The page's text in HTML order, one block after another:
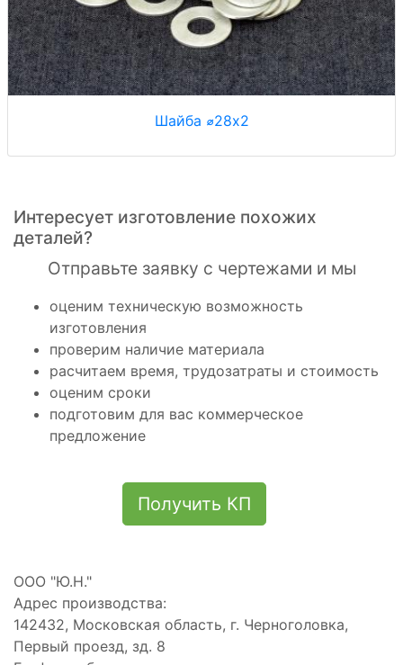
Шайба ⌀28x2
Интересует изготовление похожих
деталей?
Отправьте заявку с чертежами и мы
оценим техническую возможность
изготовления
проверим наличие материала
расчитаем время, трудозатраты и стоимость
оценим сроки
подготовим для вас коммерческое
предложение
Получить КП
ООО "Ю.Н."
Адрес производства:
142432, Московская область, г. Черноголовка,
Первый проезд, зд. 8